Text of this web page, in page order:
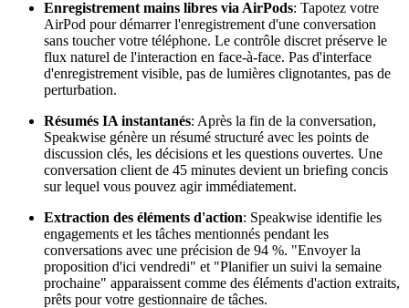
Enregistrement mains libres via AirPods: Tapotez votre
AirPod pour démarrer l'enregistrement d'une conversation
sans toucher votre téléphone. Le contrôle discret préserve le
flux naturel de l'interaction en face-à-face. Pas d'interface
d'enregistrement visible, pas de lumières clignotantes, pas de
perturbation.
Résumés IA instantanés: Après la fin de la conversation,
Speakwise génère un résumé structuré avec les points de
discussion clés, les décisions et les questions ouvertes. Une
conversation client de 45 minutes devient un briefing concis
sur lequel vous pouvez agir immédiatement.
Extraction des éléments d'action: Speakwise identifie les
engagements et les tâches mentionnés pendant les
conversations avec une précision de 94 %. "Envoyer la
proposition d'ici vendredi" et "Planifier un suivi la semaine
prochaine" apparaissent comme des éléments d'action extraits,
prêts pour votre gestionnaire de tâches.